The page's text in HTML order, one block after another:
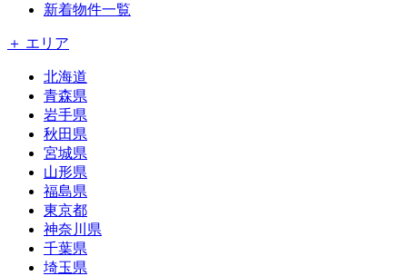
新着物件一覧
＋ エリア
北海道
青森県
岩手県
秋田県
宮城県
山形県
福島県
東京都
神奈川県
千葉県
埼玉県